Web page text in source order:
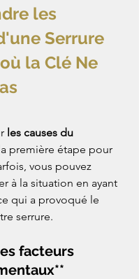
les
Serrure
la Clé Ne
les causes du
première étape pour
vous pouvez
à la situation en ayant
qui a provoqué le
serrure.
facteurs